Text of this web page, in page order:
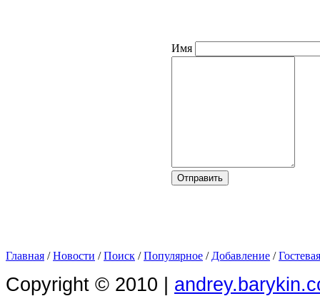
Имя
Главная /Новости /Поиск /Популярное / Добавление /Гостевая
Copyright © 2010 |